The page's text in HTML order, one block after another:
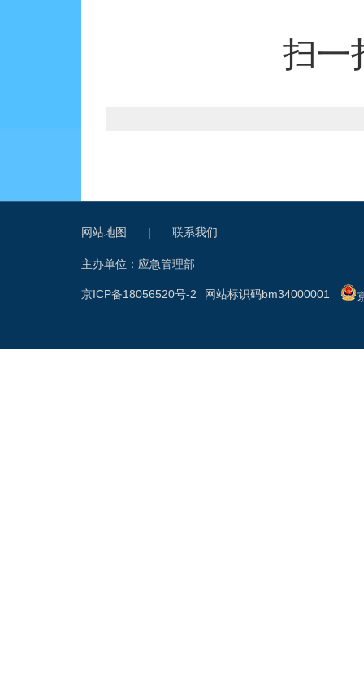
扫一
网站地图 | 联系我们
主办单位：应急管理部
网站标识码bm34000001
京ICP备18056520号-2